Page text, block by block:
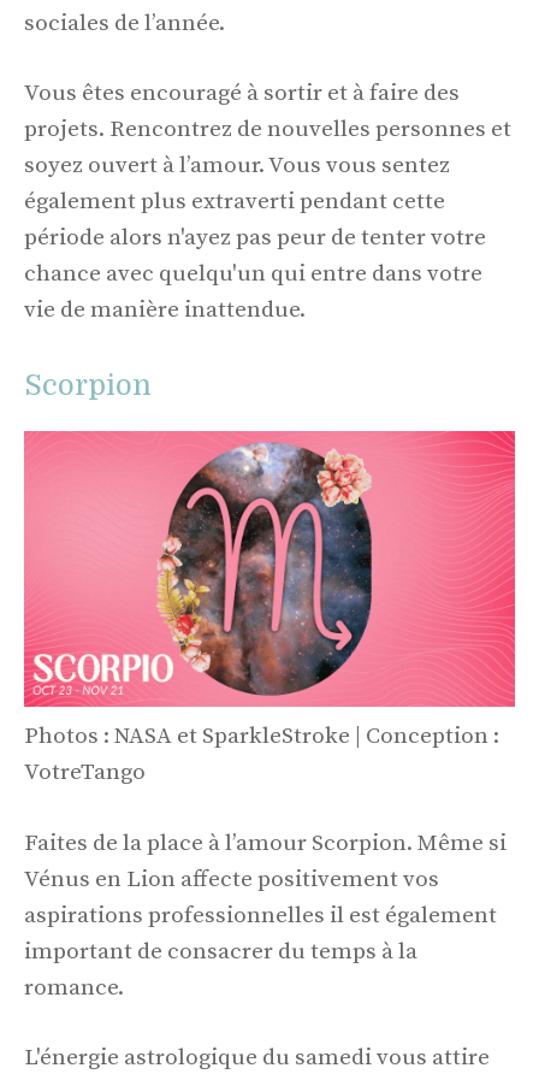
sociales de l’année.
Vous êtes encouragé à sortir et à faire des
projets. Rencontrez de nouvelles personnes et
soyez ouvert à l’amour. Vous vous sentez
également plus extraverti pendant cette
période alors n'ayez pas peur de tenter votre
chance avec quelqu'un qui entre dans votre
vie de manière inattendue.
Scorpion
Photos : NASA et SparkleStroke | Conception :
VotreTango
Faites de la place à l’amour Scorpion. Même si
Vénus en Lion affecte positivement vos
aspirations professionnelles il est également
important de consacrer du temps à la
romance.
L'énergie astrologique du samedi vous attire